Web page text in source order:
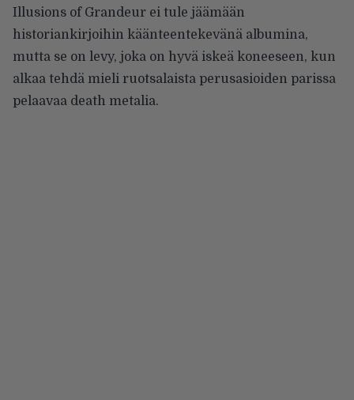
Illusions of Grandeur ei tule jäämään
historiankirjoihin käänteentekevänä albumina,
mutta se on levy, joka on hyvä iskeä koneeseen, kun
alkaa tehdä mieli ruotsalaista perusasioiden parissa
pelaavaa death metalia.